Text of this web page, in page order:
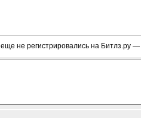
не регистрировались на Битлз.ру —